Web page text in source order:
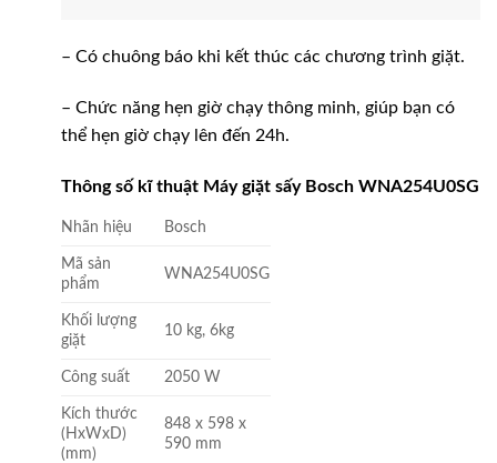
– Có chuông báo khi kết thúc các chương trình giặt.
– Chức năng hẹn giờ chạy thông minh, giúp bạn có
thể hẹn giờ chạy lên đến 24h.
Thông số kĩ thuật Máy giặt sấy Bosch WNA254U0SG
Nhãn hiệu Bosch
Mã sản
phẩm
WNA254U0SG
Khối lượng
giặt
10 kg, 6kg
Công suất 2050 W
Kích thước
(HxWxD)
(mm)
848 x 598 x
590 mm